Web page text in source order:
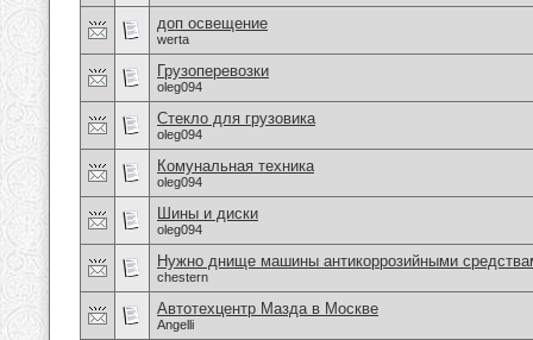
доп освещение
werta
Грузоперевозки
oleg094
Стекло для грузовика
oleg094
Комунальная техника
oleg094
Шины и диски
oleg094
Нужно днище машины антикоррозийными
chestern
Автотехцентр Мазда в Москве
Angelli